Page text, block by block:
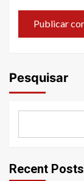
Pesquisar
Recent Posts